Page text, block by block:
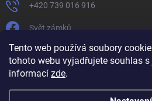
Tento web používá soubory
tohoto webu vyjadřujete souhlas
informací zde.
+420 739 016 916
Svět zámků
svetzamku.cz
Jak nakupovat
Podmínky